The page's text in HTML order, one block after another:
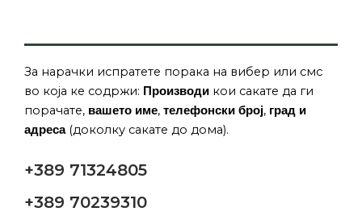
За нарачки испратете порака на вибер или смс
во која ке содржи: Производи кои сакате да ги
порачате, вашето име, телефонски број, град и
адреса(доколку сакате до дома).
+389 71324805
+389 70239310